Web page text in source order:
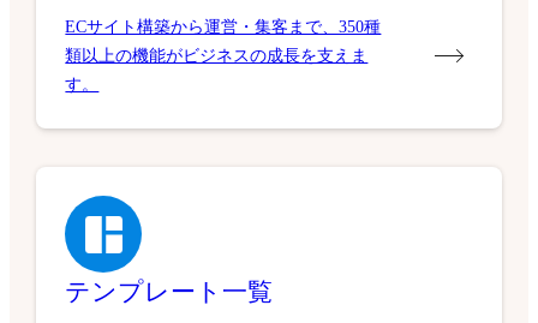
ECサイト構築から運営・集客まで、350種
類以上の機能がビジネスの成長を支えま
す。
テンプレート一覧